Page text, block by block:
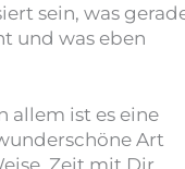
sein, was
und was eben
allem ist es eine
Art
Zeit mit Dir